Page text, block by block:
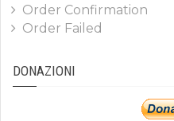
Order Confirmation
Order Failed
DONAZIONI